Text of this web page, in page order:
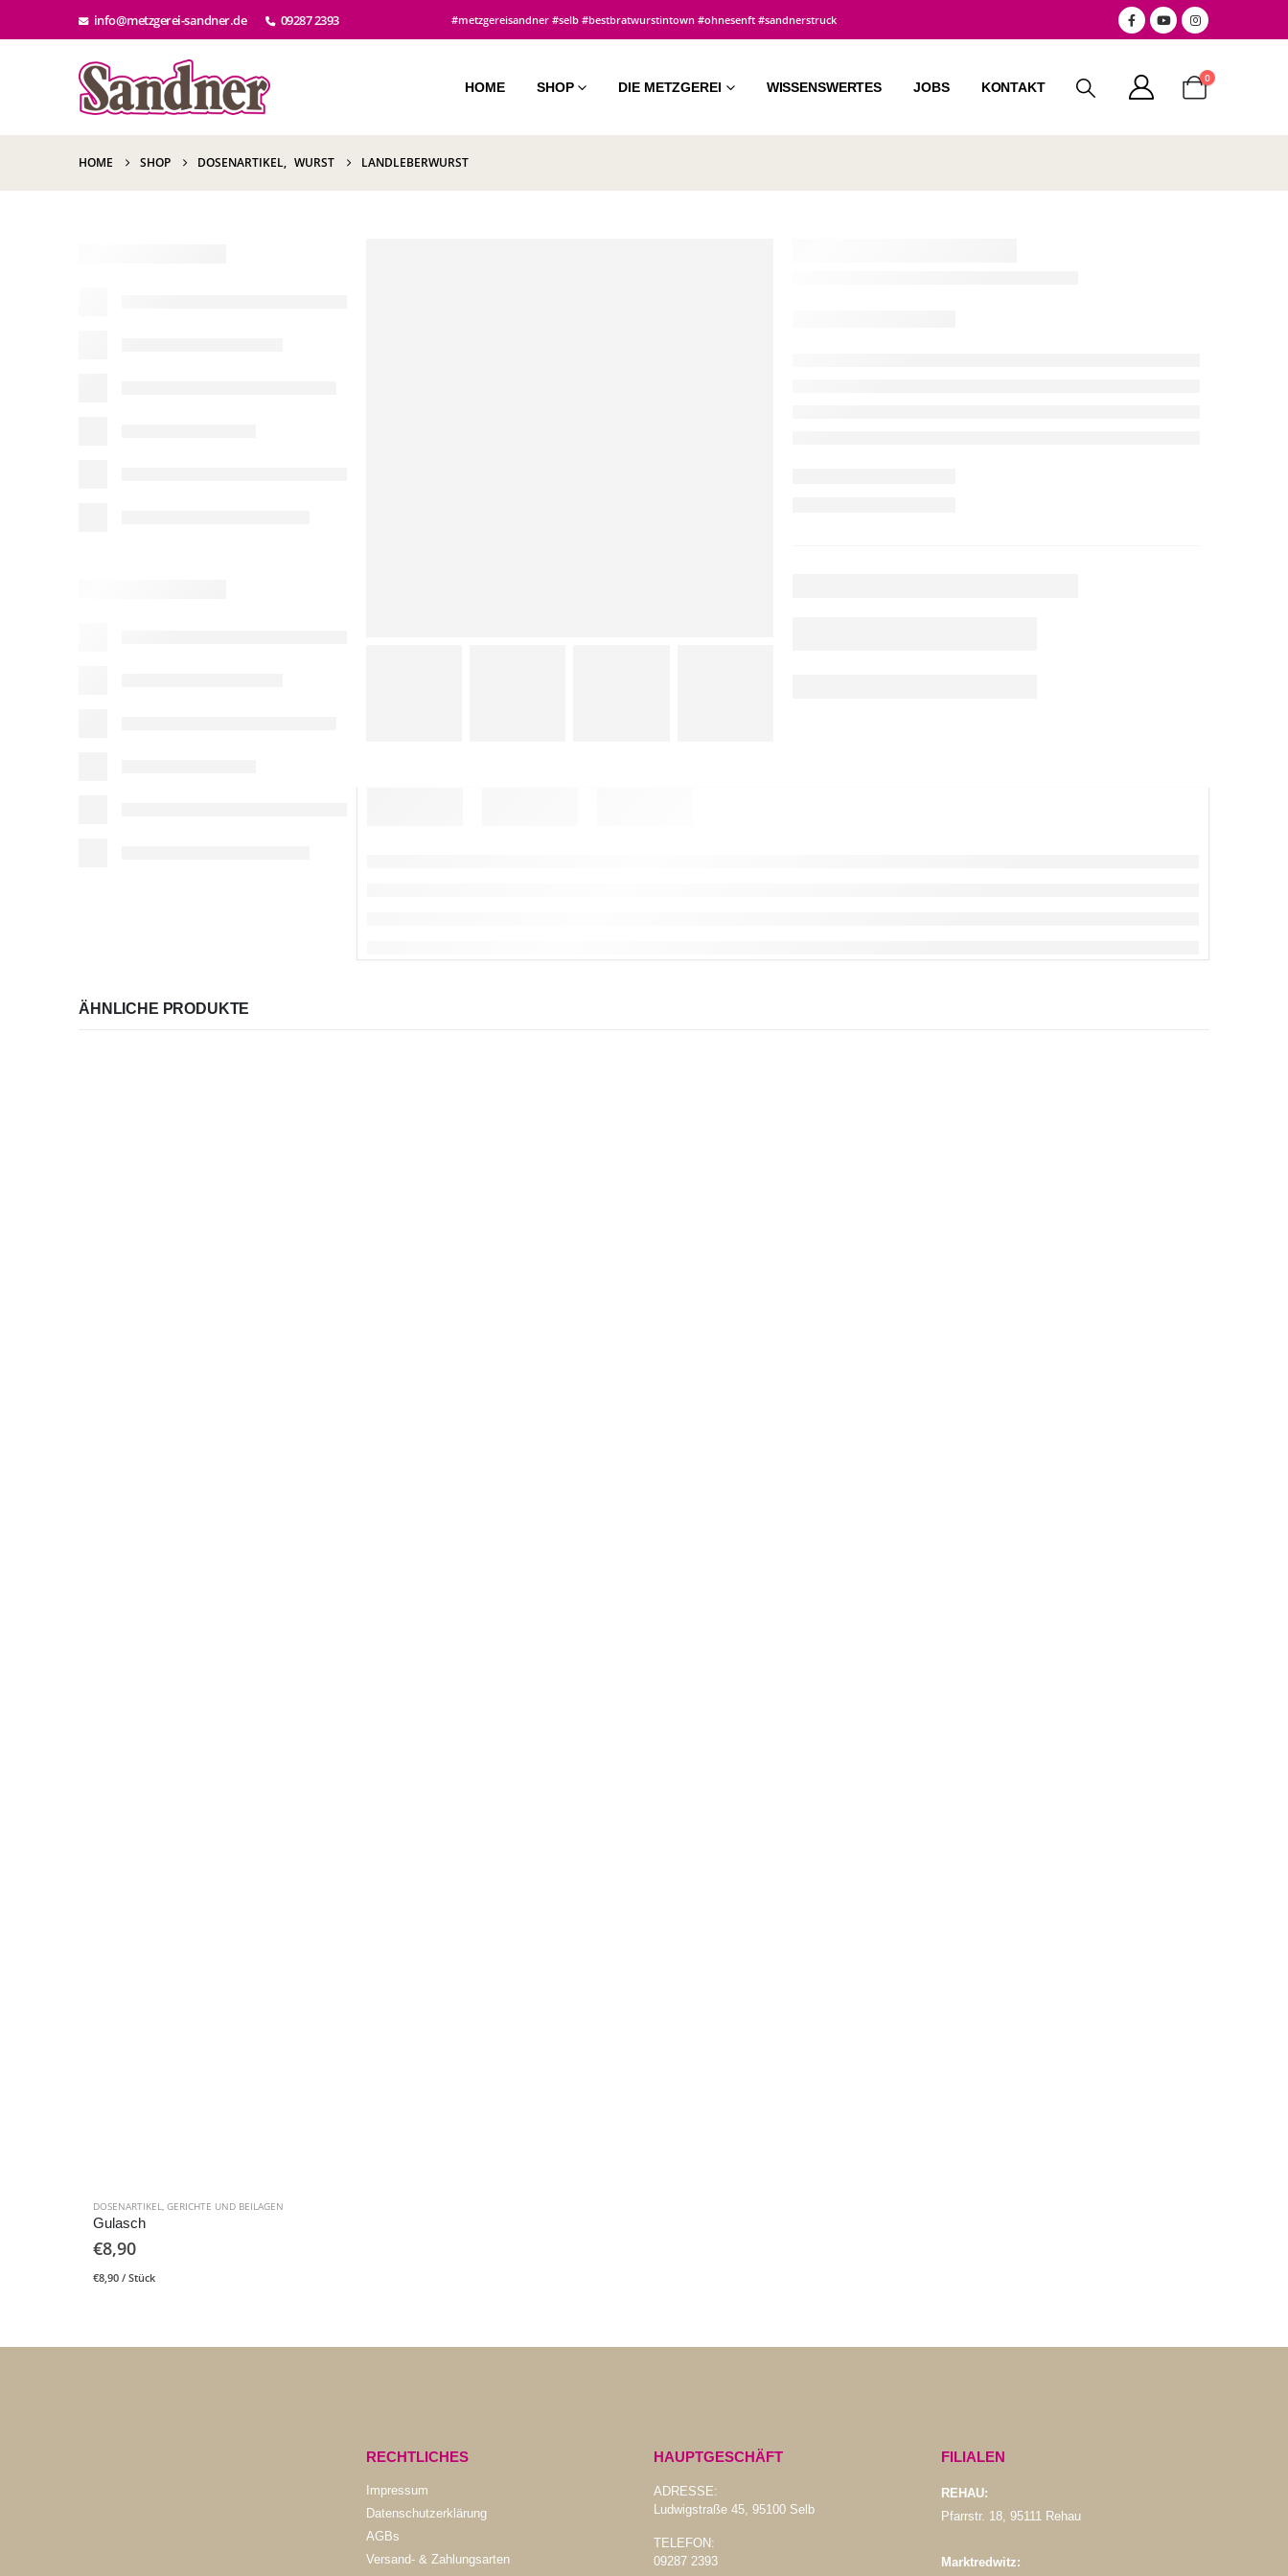
info@metzgerei-sandner.de 09287 2393 #metzgereisandner #selb #bestbratwurstintown #ohnesenft #sandnerstruck
HOME SHOP DIE METZGEREI WISSENSWERTES JOBS KONTAKT
0
HOME SHOP DOSENARTIKEL, WURST LANDLEBERWURST
ÄHNLICHE PRODUKTE
DOSENARTIKEL, GERICHTE UND BEILAGEN
Gulasch
€8,90
€8,90 / Stück
RECHTLICHES
Impressum
Datenschutzerklärung
AGBs
Versand- & Zahlungsarten
HAUPTGESCHÄFT
ADRESSE:
Ludwigstraße 45, 95100 Selb
TELEFON:
09287 2393
FILIALEN
REHAU:
Pfarrstr. 18, 95111 Rehau
Marktredwitz: